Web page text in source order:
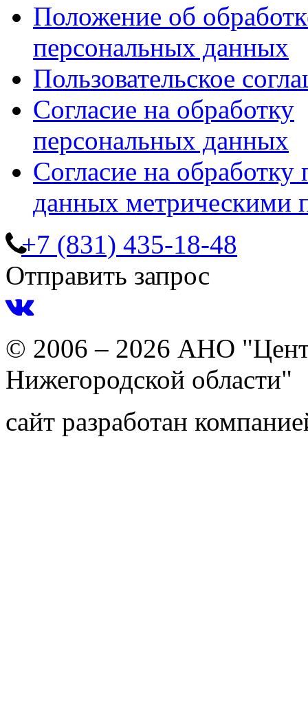
Положение об
персональных данных
Пользовательское
Согласие на обработку
персональных данных
Согласие на обработку
данных метрическими
+7 (831) 435-18-48
Отправить запрос
© 2006 – 2026 АНО
Нижегородской области"
сайт разработан